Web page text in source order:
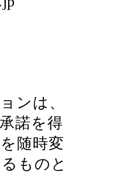
ンは、
諾を得
随時変
ものと